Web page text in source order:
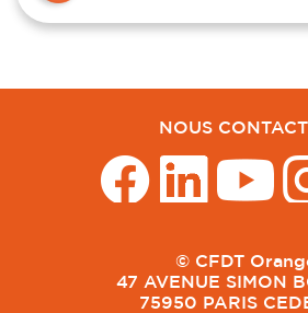
NOUS
© CFDT
47 AVENUE SIMON
75950 PARIS